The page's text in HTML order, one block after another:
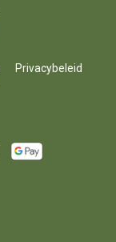
Privacybeleid